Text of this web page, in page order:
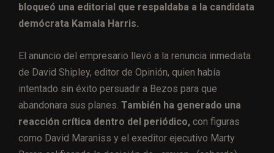
bloqueó una editorial que respaldaba a la candidata
demócrata Kamala Harris.
El anuncio del empresario llevó a la renuncia inmediata
de David Shipley, editor de Opinión, quien había
intentado sin éxito persuadir a Bezos para que
abandonara sus planes. También ha generado una
reacción crítica dentro del periódico, con figuras
como David Maraniss y el exeditor ejecutivo Marty